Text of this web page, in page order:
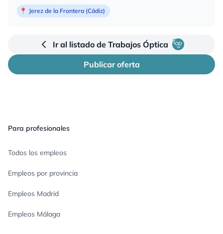
📍 Jerez de la Frontera (Cádiz)
Ir al listado de Trabajos Óptica
Publicar oferta
Para profesionales
Todos los empleos
Empleos por provincia
Empleos Madrid
Empleos Málaga